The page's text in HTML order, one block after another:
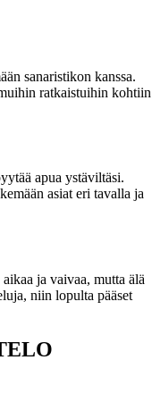
sanaristikon kanssa.
ratkaistuihin kohtiin
apua ystäviltäsi.
asiat eri tavalla ja
ja vaivaa, mutta älä
niin lopulta pääset